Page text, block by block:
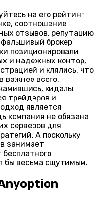
на его рейтинг
соотношение
отзывов, репутацию
брокер
позиционировали
и надежных контор,
и клялись, что
важнее всего.
кидалы
трейдеров и
является
компания не обязана
серверов для
А поскольку
занимает
бы весьма ощутимым.